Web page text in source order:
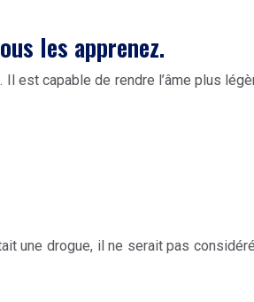
les apprenez.
capable de rendre l’âme plus
drogue, il ne serait pas